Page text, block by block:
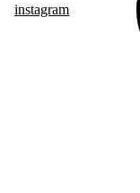
instagram